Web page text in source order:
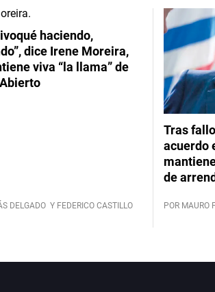
haciendo,
dice Irene Moreira,
viva “la llama” de
DELGADO Y FEDERICO CASTILLO
Tras
acuerdo
de
POR MAURO